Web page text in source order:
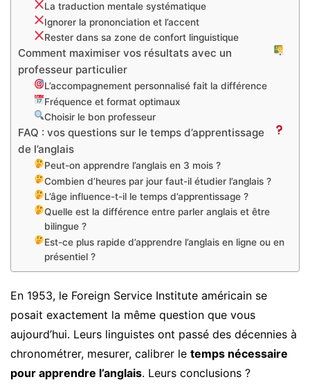
La traduction mentale systématique
Ignorer la prononciation et l’accent
Rester dans sa zone de confort linguistique
Comment maximiser vos résultats avec un
professeur particulier
L’accompagnement personnalisé fait la différence
Fréquence et format optimaux
Choisir le bon professeur
FAQ : vos questions sur le temps d’apprentissage
de l’anglais
Peut-on apprendre l’anglais en 3 mois ?
Combien d’heures par jour faut-il étudier l’anglais ?
L’âge influence-t-il le temps d’apprentissage ?
Quelle est la différence entre parler anglais et être
bilingue ?
Est-ce plus rapide d’apprendre l’anglais en ligne ou en
présentiel ?
En 1953, le Foreign Service Institute américain se
posait exactement la même question que vous
aujourd’hui. Leurs linguistes ont passé des décennies à
chronométrer, mesurer, calibrer le temps nécessaire
pour apprendre l’anglais. Leurs conclusions ?